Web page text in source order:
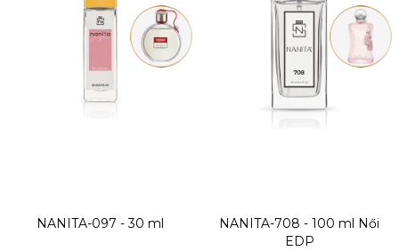
NANITA-097 - 30 ml NANITA-708 - 100 ml
Női
EDP